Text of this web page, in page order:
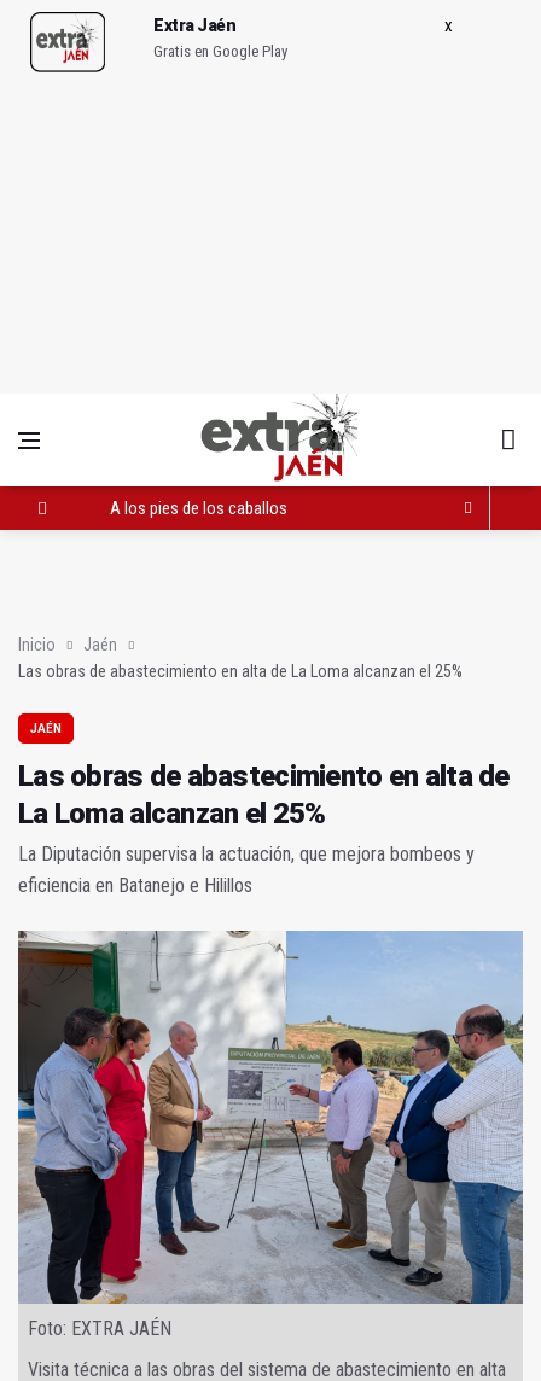
Extra Jaén
Gratis en Google Play
A los pies de los caballos
Inicio
Jaén
Las obras de abastecimiento en alta de La Loma alcanzan el 25%
JAÉN
Las obras de abastecimiento en alta de
La Loma alcanzan el 25%
La Diputación supervisa la actuación, que mejora bombeos y
eficiencia en Batanejo e Hilillos
Foto: EXTRA JAÉN
Visita técnica a las obras del sistema de abastecimiento en alta